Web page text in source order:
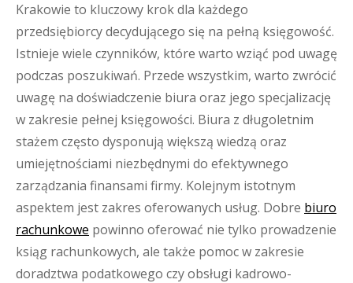
Krakowie to kluczowy krok dla każdego
przedsiębiorcy decydującego się na pełną księgowość.
Istnieje wiele czynników, które warto wziąć pod uwagę
podczas poszukiwań. Przede wszystkim, warto zwrócić
uwagę na doświadczenie biura oraz jego specjalizację
w zakresie pełnej księgowości. Biura z długoletnim
stażem często dysponują większą wiedzą oraz
umiejętnościami niezbędnymi do efektywnego
zarządzania finansami firmy. Kolejnym istotnym
aspektem jest zakres oferowanych usług. Dobre biuro
rachunkowe powinno oferować nie tylko prowadzenie
ksiąg rachunkowych, ale także pomoc w zakresie
doradztwa podatkowego czy obsługi kadrowo-